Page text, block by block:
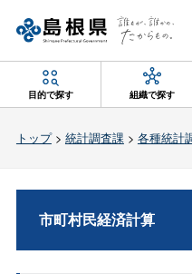
目的で探す 組織で探す
トップ> 統計調査課> 各種統計
市町村民経済計算